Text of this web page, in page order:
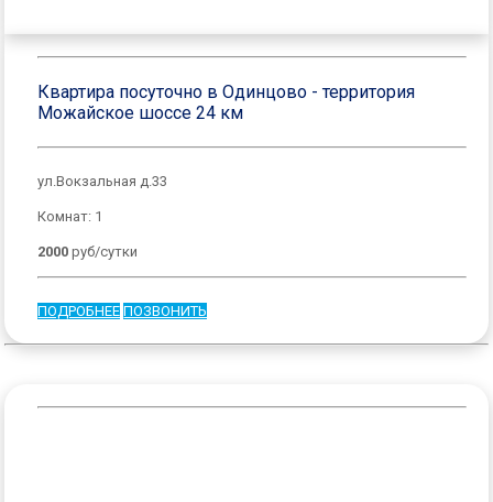
Квартира посуточно в Одинцово - территория
Можайское шоссе 24 км
ул.Вокзальная д.33
Комнат: 1
2000 руб/сутки
ПОДРОБНЕЕ ПОЗВОНИТЬ